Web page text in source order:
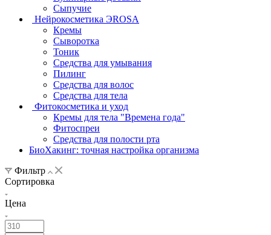
Сыпучие
Нейрокосметика ЭROSA
Кремы
Сыворотка
Тоник
Средства для умывания
Пилинг
Средства для волос
Средства для тела
Фитокосметика и уход
Кремы для тела "Времена года"
Фитоспреи
Средства для полости рта
БиоХакинг: точная настройка организма
Фильтр
Сортировка
Цена